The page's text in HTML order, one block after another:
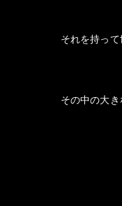
それを持っ
その中の大